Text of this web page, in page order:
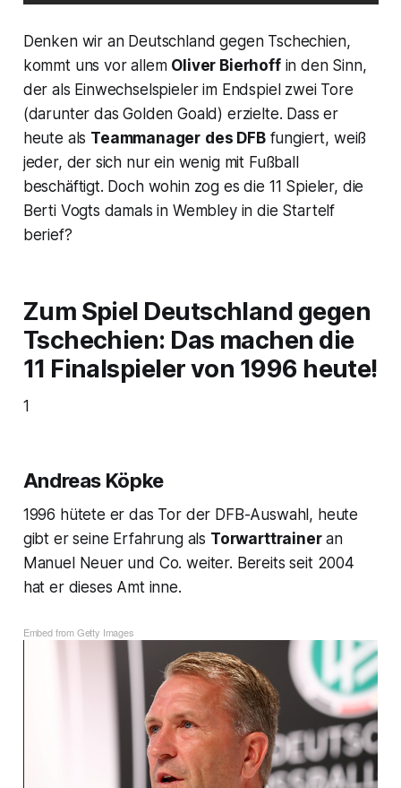
Denken wir an Deutschland gegen Tschechien,
kommt uns vor allem Oliver Bierhoffin den Sinn,
der als Einwechselspieler im Endspiel zwei Tore
(darunter das Golden Goald) erzielte. Dass er
heute als Teammanager des DFBfungiert, weiß
jeder, der sich nur ein wenig mit Fußball
beschäftigt. Doch wohin zog es die 11 Spieler, die
Berti Vogts damals in Wembley in die Startelf
berief?
Zum Spiel Deutschland gegen
Tschechien: Das machen die
11 Finalspieler von 1996 heute!
1
Andreas Köpke
1996 hütete er das Tor der DFB-Auswahl, heute
gibt er seine Erfahrung als Torwarttraineran
Manuel Neuer und Co. weiter. Bereits seit 2004
hat er dieses Amt inne.
Embed from Getty Images